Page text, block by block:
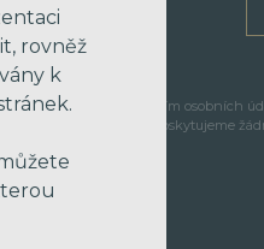
souhlasím se zpracováním osobních
osobní údaje dále neposkytujeme
rovněž
k